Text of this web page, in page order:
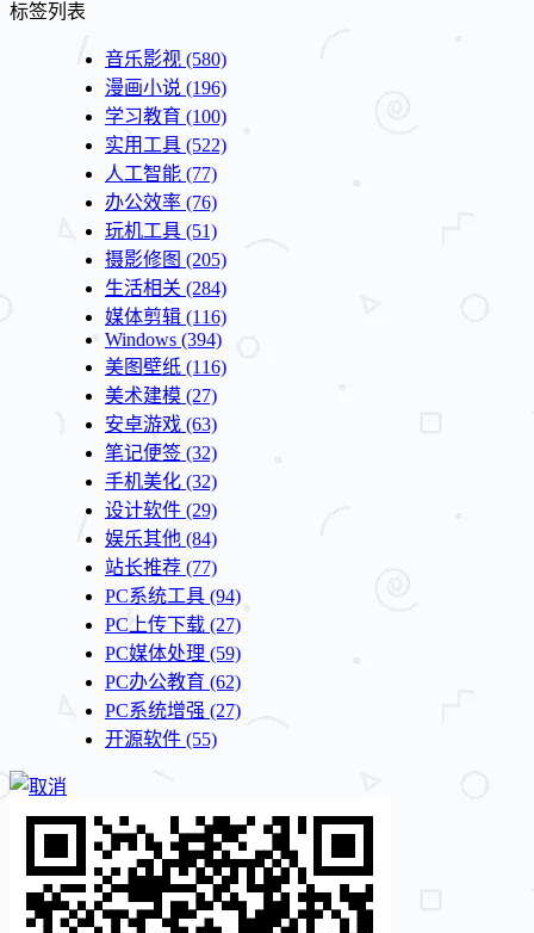
标签列表
音乐影视 (580)
漫画小说 (196)
学习教育 (100)
实用工具 (522)
人工智能 (77)
办公效率 (76)
玩机工具 (51)
摄影修图 (205)
生活相关 (284)
媒体剪辑 (116)
Windows (394)
美图壁纸 (116)
美术建模 (27)
安卓游戏 (63)
笔记便签 (32)
手机美化 (32)
设计软件 (29)
娱乐其他 (84)
站长推荐 (77)
PC系统工具 (94)
PC上传下载 (27)
PC媒体处理 (59)
PC办公教育 (62)
PC系统增强 (27)
开源软件 (55)